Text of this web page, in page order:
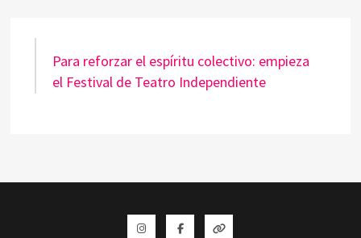
Para reforzar el espíritu colectivo: empieza
el Festival de Teatro Independiente
InstagramFacebookWhatsapp